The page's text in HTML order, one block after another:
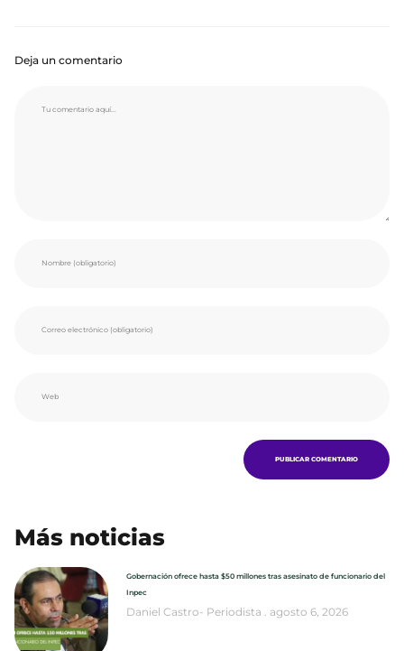
Deja un comentario
Más noticias
Gobernación ofrece hasta $50 millones tras asesinato de funcionario del
Inpec
Daniel Castro- Periodista agosto 6, 2026